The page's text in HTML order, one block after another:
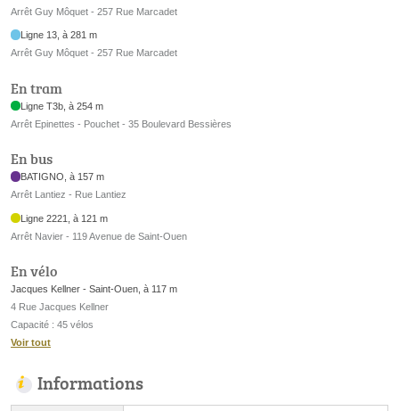
Arrêt Guy Môquet - 257 Rue Marcadet
Ligne 13, à 281 m
Arrêt Guy Môquet - 257 Rue Marcadet
En tram
Ligne T3b, à 254 m
Arrêt Epinettes - Pouchet - 35 Boulevard Bessières
En bus
BATIGNO, à 157 m
Arrêt Lantiez - Rue Lantiez
Ligne 2221, à 121 m
Arrêt Navier - 119 Avenue de Saint-Ouen
En vélo
Jacques Kellner - Saint-Ouen, à 117 m
4 Rue Jacques Kellner
Capacité : 45 vélos
Voir tout
Informations